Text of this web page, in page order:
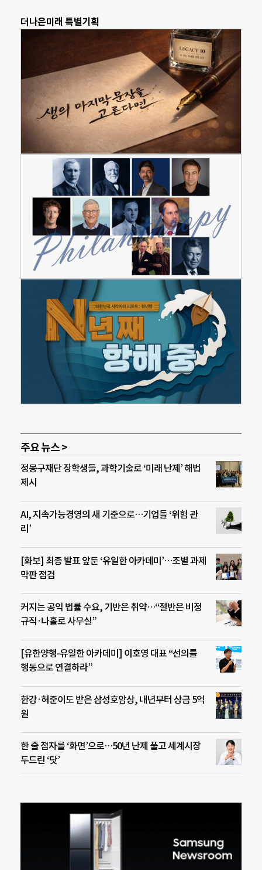
더나은미래 특별기획
주요 뉴스 >
정몽구재단 장학생들, 과학기술로 ‘미래 난제’ 해법
제시
AI, 지속가능경영의 새 기준으로…기업들 ‘위험 관
리’
[화보] 최종 발표 앞둔 ‘유일한 아카데미’…조별 과제
막판 점검
커지는 공익 법률 수요, 기반은 취약…“절반은 비정
규직·나홀로 사무실”
[유한양행-유일한 아카데미] 이호영 대표 “선의를
행동으로 연결하라”
한강·허준이도 받은 삼성호암상, 내년부터 상금 5억
원
한 줄 점자를 ‘화면’으로…50년 난제 풀고 세계시장
두드린 ‘닷’